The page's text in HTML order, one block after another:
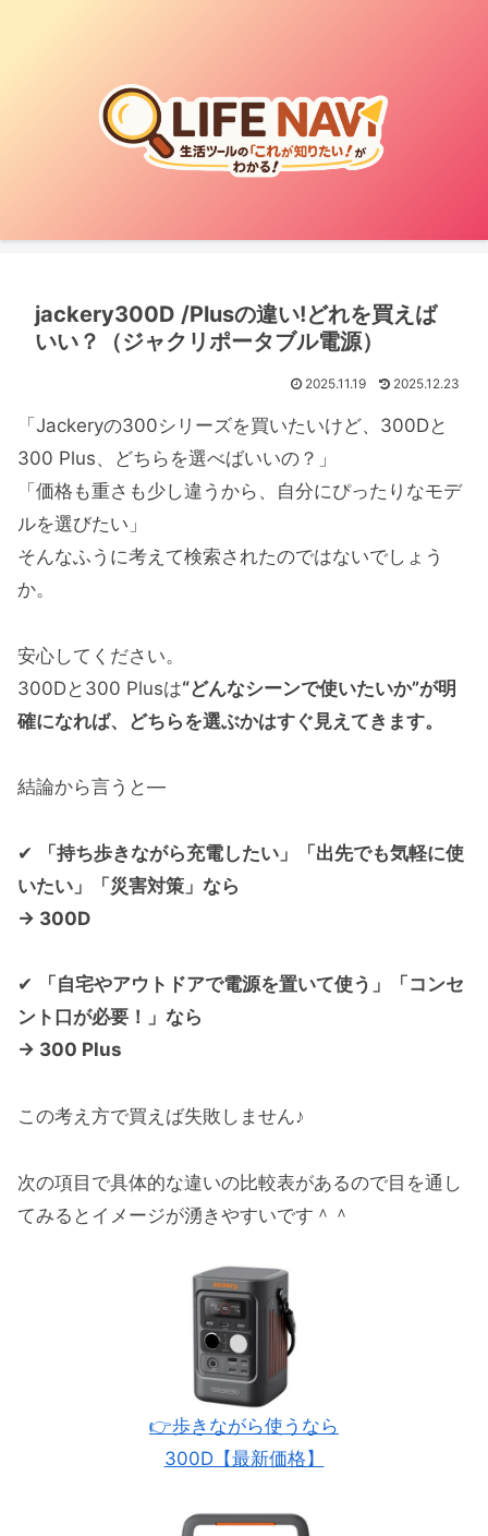
jackery300D /Plusの違い!どれを買えば
いい？（ジャクリポータブル電源）
2025.11.19 2025.12.23
「Jackeryの300シリーズを買いたいけど、300Dと
300 Plus、どちらを選べばいいの？」
「価格も重さも少し違うから、自分にぴったりなモデ
ルを選びたい」
そんなふうに考えて検索されたのではないでしょう
か。
安心してください。
300Dと300 Plusは“どんなシーンで使いたいか”が明
確になれば、どちらを選ぶかはすぐ見えてきます。
結論から言うと—
✔
「持ち歩きながら充電したい」「出先でも気軽に使
いたい」「災害対策」なら
→ 300D
✔
「自宅やアウトドアで電源を置いて使う」「コンセ
ント口が必要！」なら
→ 300 Plus
この考え方で買えば失敗しません♪
次の項目で具体的な違いの比較表があるので目を通し
てみるとイメージが湧きやすいです＾＾
👉歩きながら使うなら
300D【最新価格】